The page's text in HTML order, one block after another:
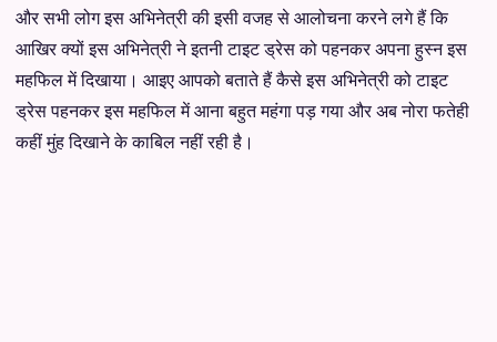
और सभी लोग इस अभिनेत्री की इसी वजह से आलोचना करने लगे हैं कि
आखिर क्यों इस अभिनेत्री ने इतनी टाइट ड्रेस को पहनकर अपना हुस्न इस
महफिल में दिखाया। आइए आपको बताते हैं कैसे इस अभिनेत्री को टाइट
ड्रेस पहनकर इस महफिल में आना बहुत महंगा पड़ गया और अब नोरा फतेही
कहीं मुंह दिखाने के काबिल नहीं रही है।